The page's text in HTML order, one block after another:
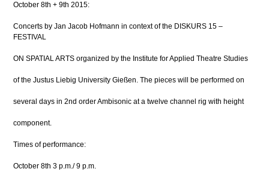
October 8th + 9th 2015:
Concerts by Jan Jacob Hofmann in context of the DISKURS 15 –
FESTIVAL
ON SPATIAL ARTS organized by the Institute for Applied Theatre Studies
of the Justus Liebig University Gießen. The pieces will be performed on
several days in 2nd order Ambisonic at a twelve channel rig with height
component.
Times of performance:
October 8th 3 p.m./ 9 p.m.